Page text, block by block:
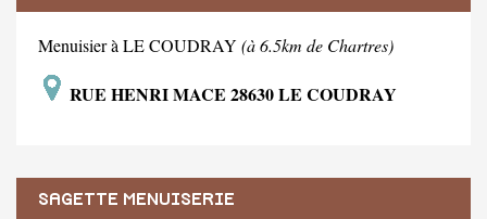
Menuisier à LE COUDRAY (à 6.5km de Chartres)
RUE HENRI MACE 28630 LE COUDRAY
SAGETTE MENUISERIE